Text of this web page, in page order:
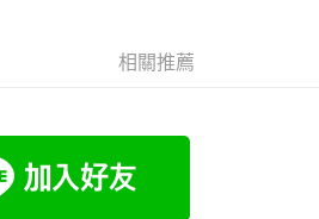
」，訂單成立後會自動跳轉到大哥付的交易
確認交易或遇審核未通過，訂單將自動取
況，表示未達大哥付你分期系統評分，恕無
綁卡、不需儲值。
認證，即可結帳。
，再付款。
供之點數服務，可於會員專區綁定中華電信
Hami Point 折抵消費金額 (1點等於1元)。
相關推薦